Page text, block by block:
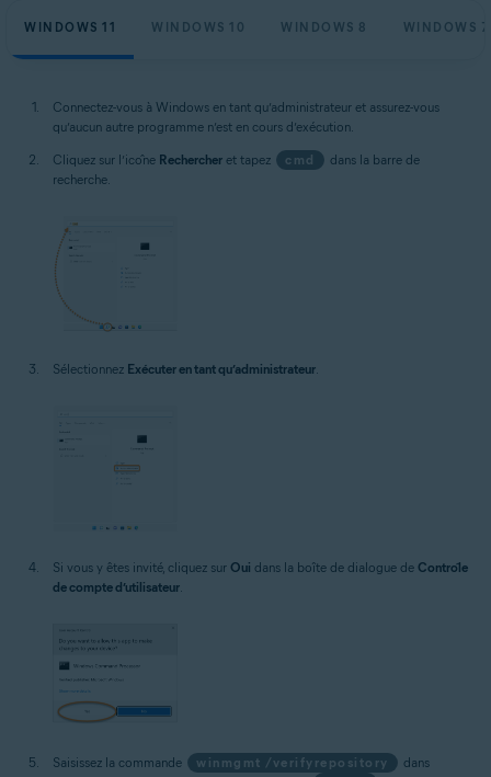
WINDOWS 11 WINDOWS 10 WINDOWS 8 WINDOWS 7
Connectez-vous à Windows en tant qu’administrateur et assurez-vous
qu’aucun autre programme n’est en cours d’exécution.
Cliquez sur l’icône Rechercher et tapez cmd
dans la barre de
recherche.
Sélectionnez Exécuter en tant qu’administrateur.
Si vous y êtes invité, cliquez sur Oui dans la boîte de dialogue de Contrôle
de compte d’utilisateur
Saisissez la commande winmgmt /verifyrepository
dans